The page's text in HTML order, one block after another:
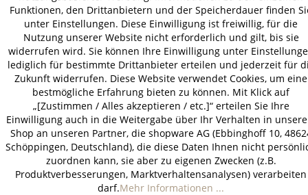
Funktionen, den Drittanbietern und der Speicherdauer finden
unter Einstellungen. Diese Einwilligung ist freiwillig, für die
Nutzung unserer Website nicht erforderlich und gilt, bis sie
widerrufen wird. Sie können Ihre Einwilligung unter
lediglich für bestimmte Drittanbieter erteilen und jederzeit für
Zukunft widerrufen. Diese Website verwendet Cookies, um eine
bestmögliche Erfahrung bieten zu können. Mit Klick auf
„[Zustimmen / Alles akzeptieren / etc.]“ erteilen Sie Ihre
Einwilligung auch in die Weitergabe über Ihr Verhalten in
Shop an unseren Partner, die shopware AG (Ebbinghoff 10,
Schöppingen, Deutschland), die diese Daten Ihnen nicht
zuordnen kann, sie aber zu eigenen Zwecken (z.B.
Produktverbesserungen, Marktverhaltensanalysen) verarbeiten
darf.Mehr Informationen ...